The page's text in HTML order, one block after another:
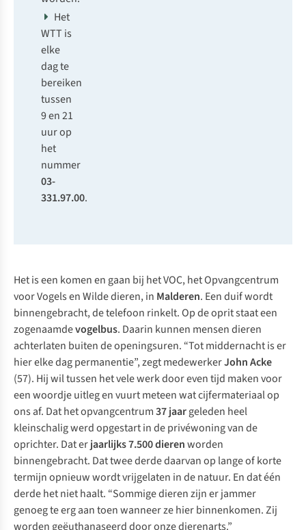
Het
WTT is
elke
dag te
bereiken
tussen
9 en 21
uur op
het
nummer
03-
331.97.00.
Het is een komen en gaan bij het VOC, het Opvangcentrum
voor Vogels en Wilde dieren, in Malderen. Een duif wordt
binnengebracht, de telefoon rinkelt. Op de oprit staat een
zogenaamdevogelbus. Daarin kunnen mensen dieren
achterlaten buiten de openingsuren. “Tot middernacht is er
hier elke dag permanentie”, zegt medewerkerJohn Acke
(57). Hij wil tussen het vele werk door even tijd maken voor
een woordje uitleg en vuurt meteen wat cijfermateriaal op
ons af. Dat het opvangcentrum37 jaargeleden heel
kleinschalig werd opgestart in de privéwoning van de
oprichter. Dat erjaarlijks 7.500 dierenworden
binnengebracht. Dat twee derde daarvan op lange of korte
termijn opnieuw wordt vrijgelaten in de natuur. En dat één
derde het niet haalt. “Sommige dieren zijn er jammer
genoeg te erg aan toen wanneer ze hier binnenkomen. Zij
worden geëuthanaseerd door onze dierenarts.”